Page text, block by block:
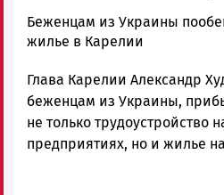
admintimur
Новости
и
Карелии
|
Петрозаводск
Беженцам из Украины
жилье в Карелии
Глава Карелии Александр
беженцам из Украины,
не только трудоустройство
предприятиях, но и жилье